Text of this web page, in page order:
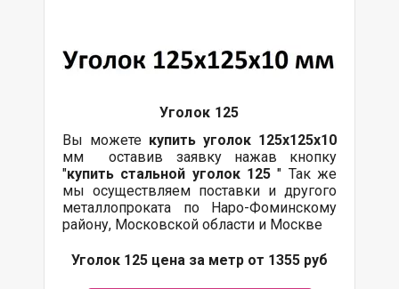
Уголок 125
Вы можете купить уголок 125х125х10
мм оставив заявку нажав кнопку
"купить стальной уголок 125 " Так же
мы осуществляем поставки и другого
металлопроката по Наро-Фоминскому
району, Московской области и Москве
Уголок 125 цена за метр от 1355 руб